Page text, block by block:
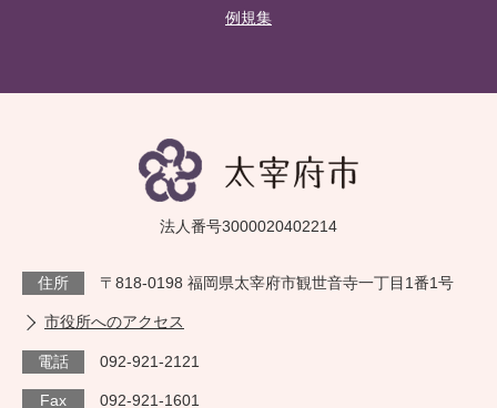
例規集
法人番号3000020402214
住所 〒818-0198 福岡県太宰府市観世音寺一丁目1番1号
市役所へのアクセス
電話 092-921-2121
Fax 092-921-1601